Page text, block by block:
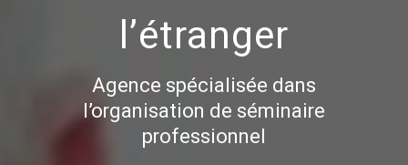
l’étranger
Agence spécialisée dans
l’organisation de séminaire
professionnel